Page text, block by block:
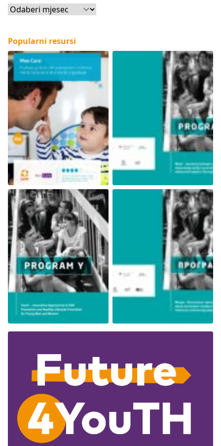
Arhiva
Popularni resursi